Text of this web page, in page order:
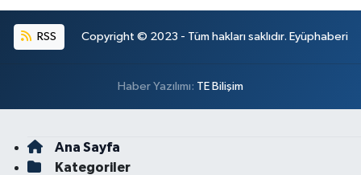
RSS Copyright © 2023 - Tüm hakları saklıdır. Eyüphaberi
Haber Yazılımı: TE Bilişim
Ana Sayfa
Kategoriler